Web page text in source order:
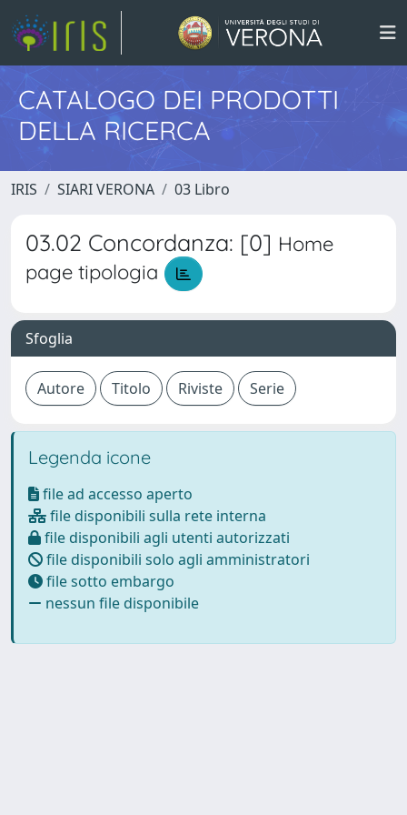
CATALOGO DEI PRODOTTI
DELLA RICERCA
IRIS SIARI VERONA 03 Libro
03.02 Concordanza: [0] Home
page tipologia
Sfoglia
Legenda icone
file ad accesso aperto
file disponibili sulla rete interna
file disponibili agli utenti autorizzati
file disponibili solo agli amministratori
file sotto embargo
nessun file disponibile